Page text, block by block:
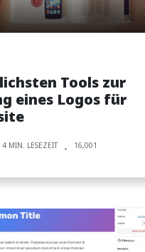
Tools zur
eines Logos für
4 MIN. LESEZEIT 16,001